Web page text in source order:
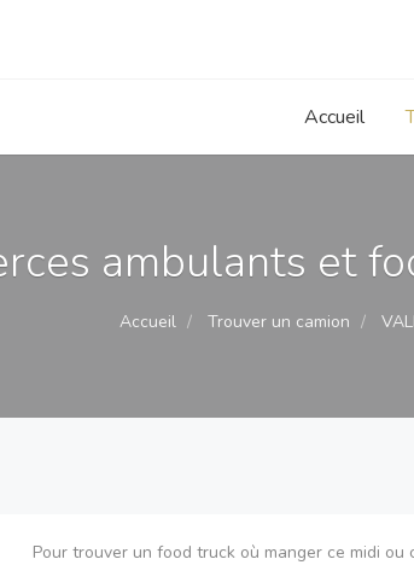
Accueil
ambulants et
Accueil Trouver un camion
Pour trouver un food truck où manger ce midi ou